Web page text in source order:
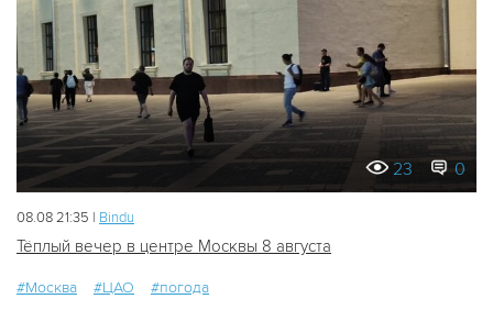
23 0
08.08 21:35 | Bindu
Тёплый вечер в центре Москвы 8 августа
#Москва #ЦАО #погода